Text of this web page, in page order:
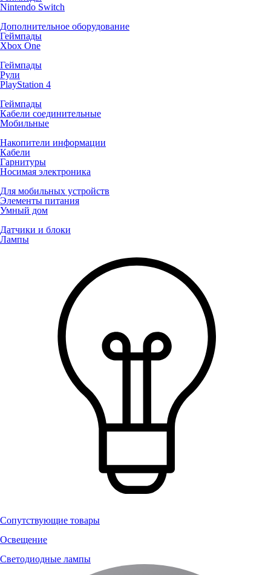
Nintendo Switch
Дополнительное оборудование
Геймпады
Xbox One
Геймпады
Рули
PlayStation 4
Геймпады
Кабели соединительные
Мобильные
Накопители информации
Кабели
Гарнитуры
Носимая электроника
Для мобильных устройств
Элементы питания
Умный дом
Датчики и блоки
Лампы
Сопутствующие товары
Освещение
Светодиодные лампы